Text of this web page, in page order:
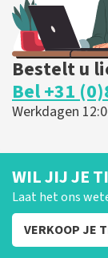
Bestelt u
Bel +31
Werkdagen
WIL JIJ JE
Laat het ons
VERKOOP JE